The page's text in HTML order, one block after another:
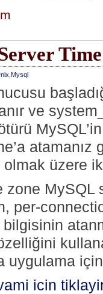
Mysql
ve
üzere
zone MySQL
per-
uygulama
icin